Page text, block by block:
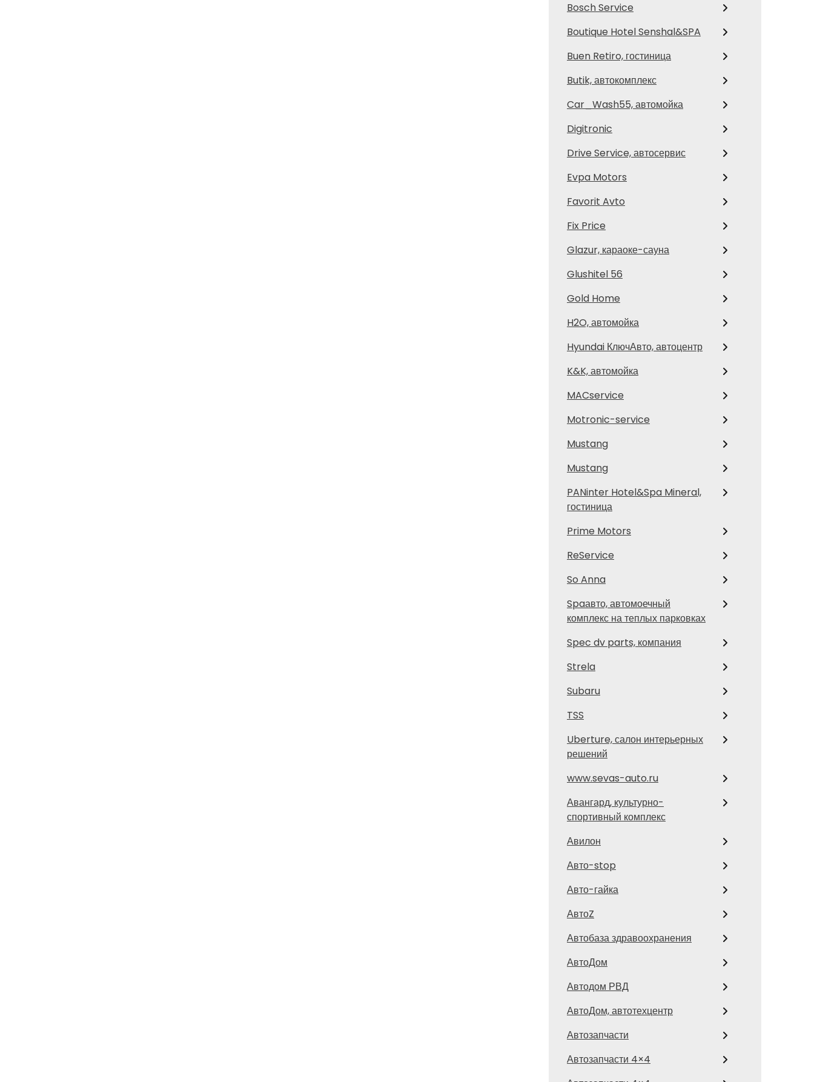
Bosch Service
Boutique Hotel Senshal&SPA
Buen Retiro, гостиница
Butik, автокомплекс
Car_Wash55, автомойка
Digitronic
Drive Service, автосервис
Evpa Motors
Favorit Avto
Fix Price
Glazur, караоке-сауна
Glushitel 56
Gold Home
H2O, автомойка
Hyundai КлючАвто, автоцентр
K&K, автомойка
MACservice
Motronic-service
Mustang
Mustang
PANinter Hotel&Spa Mineral,
гостиница
Prime Motors
ReService
So Anna
Spaавто, автомоечный
комплекс на теплых парковках
Spec dv parts, компания
Strela
Subaru
TSS
Uberture, салон интерьерных
решений
www.sevas-auto.ru
Авангард, культурно-
спортивный комплекс
Авилон
Авто-stop
Авто-гайка
АвтоZ
Автобаза здравоохранения
АвтоДом
Автодом РВД
АвтоДом, автотехцентр
Автозапчасти
Автозапчасти 4×4